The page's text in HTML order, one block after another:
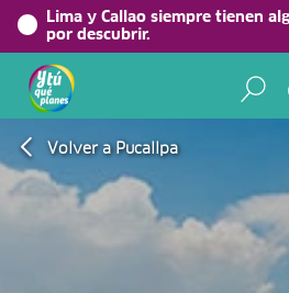
Lima y Callao siempre tienen
por descubrir.
Volver a Pucallpa